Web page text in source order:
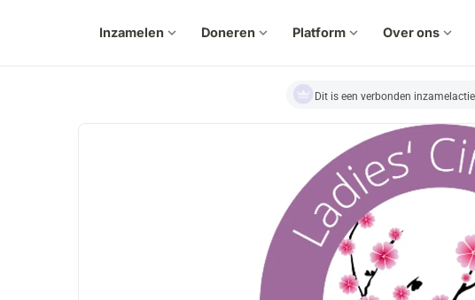
Inzamelen expand_more Doneren expand_more Platform expand_more Over ons expand_more
Dit is een verbonden